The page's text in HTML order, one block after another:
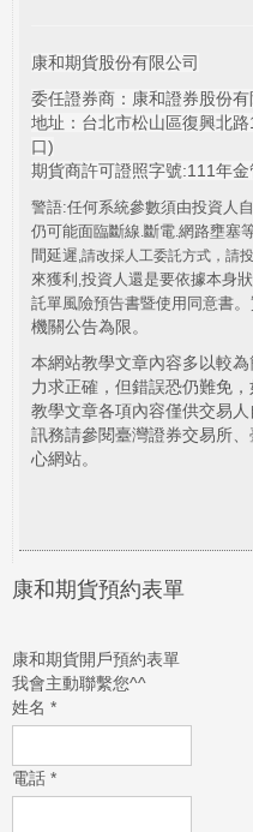
康和期貨股份有限公司
委任證券商：康和證券股份有
地址：台北市松山區復興北
口)
期貨商許可證照字號:111年
警語:任何系統參數須由投資人
仍可能面臨斷線 斷電 網路壅塞
間延遲 請改採人工委託方式，請
來獲利 投資人還是要依據本身
託單風險預告書暨使用同意書
機關公告為限。
本網站教學文章內容多以較
力求正確，但錯誤恐仍難免
教學文章各項內容僅供交易
訊務請參閱臺灣證券交易所
心網站。
康和期貨預約表單
康和期貨開戶預約表單
我會主動聯繫您^^
姓名 *
電話 *